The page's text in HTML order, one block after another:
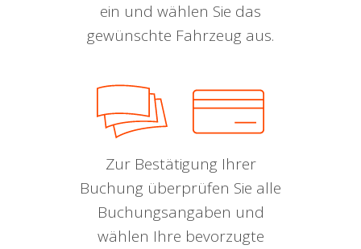
ein und wählen Sie das
gewünschte Fahrzeug aus.
Zur Bestätigung Ihrer
Buchung überprüfen Sie alle
Buchungsangaben und
wählen Ihre bevorzugte